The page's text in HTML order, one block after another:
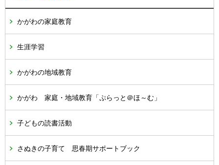
かがわの家庭教育
生涯学習
かがわの地域教育
かがわ 家庭・地域教育「ぷらっと＠ほ～む」
子どもの読書活動
さぬきの子育て 思春期サポートブック